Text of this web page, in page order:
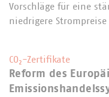
Vorschläge für eine
niedrigere
CO₂-Zertifikate
Reform des